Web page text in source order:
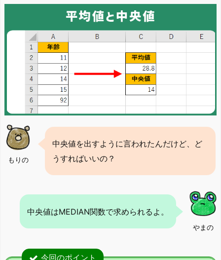
もりの
中央値を出すように言われたんだけど、ど
うすればいいの？
やまの
中央値はMEDIAN関数で求められるよ。
今回のポイント